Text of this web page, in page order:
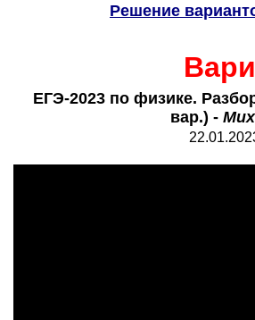
Решение
ЕГЭ-2023 по физике.
вар.) -